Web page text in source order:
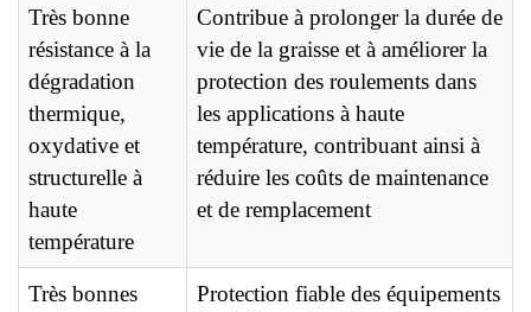
Très bonne
résistance à la
dégradation
thermique,
oxydative et
structurelle à
haute
température
Contribue à prolonger la durée de
vie de la graisse et à améliorer la
protection des roulements dans
les applications à haute
température, contribuant ainsi à
réduire les coûts de maintenance
et de remplacement
Très bonnes
Protection fiable des équipements